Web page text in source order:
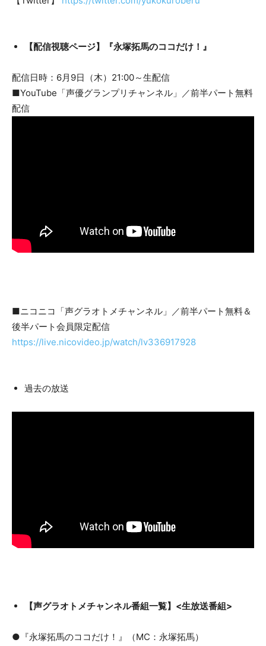
【配信視聴ページ】『永塚拓馬のココだけ！』
配信日時：6月9日（木）21:00～生配信
■YouTube「声優グランプリチャンネル」／前半パート無料
配信
■ニコニコ「声グラオトメチャンネル」／前半パート無料＆
後半パート会員限定配信
https://live.nicovideo.jp/watch/lv336917928
過去の放送
【声グラオトメチャンネル番組一覧】<生放送番組>
●『永塚拓馬のココだけ！』（MC：永塚拓馬）